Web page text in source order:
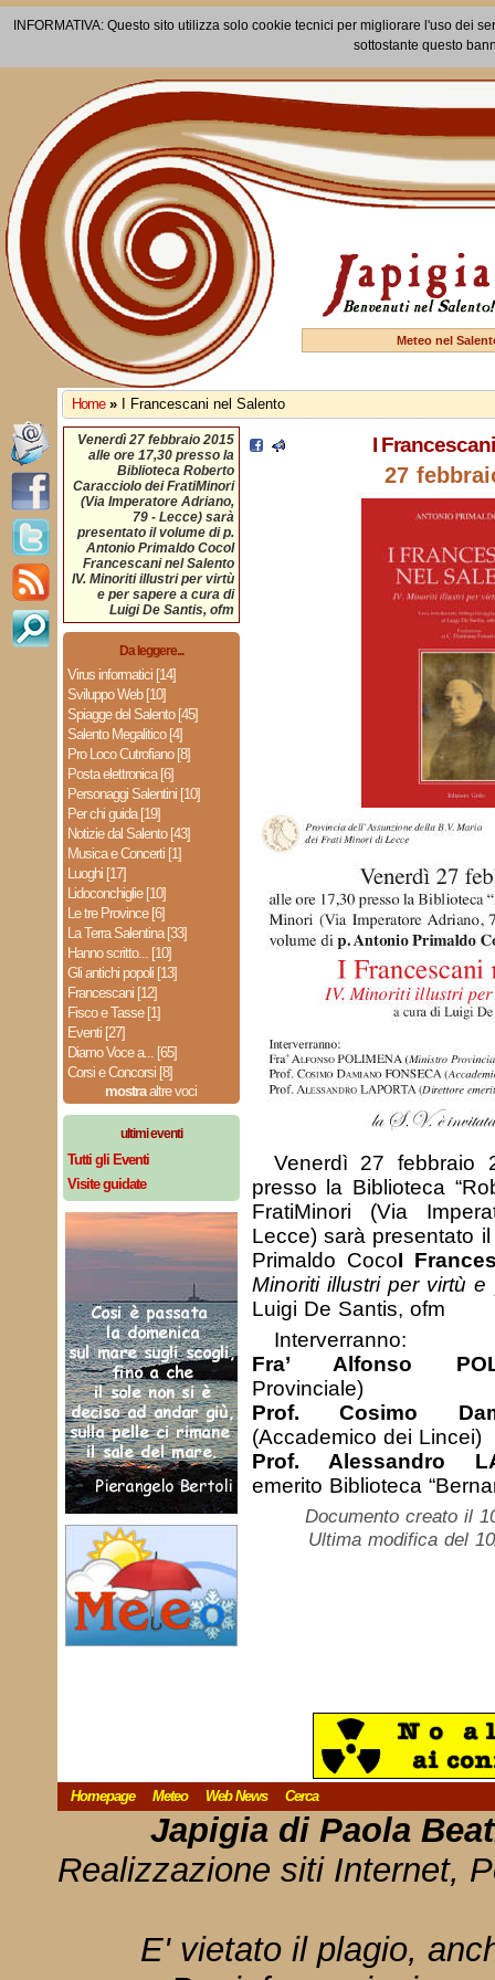
INFORMATIVA: Questo sito utilizza solo cookie tecnici per migliorare l'uso dei
sottostante questo
Meteo nel
Home » I Francescani nel Salento
Venerdì 27 febbraio 2015
alle ore 17,30 presso la
Biblioteca Roberto
Caracciolo dei FratiMinori
(Via Imperatore Adriano,
79 - Lecce) sarà
presentato il volume di p.
Antonio Primaldo CocoI
Francescani nel Salento
IV. Minoriti illustri per virtù
e per sapere a cura di
Luigi De Santis, ofm
Da leggere...
Virus informatici [14]
Sviluppo Web [10]
Spiagge del Salento [45]
Salento Megalitico [4]
Pro Loco Cutrofiano [8]
Posta elettronica [6]
Personaggi Salentini [10]
Per chi guida [19]
Notizie dal Salento [43]
Musica e Concerti [1]
Luoghi [17]
Lidoconchiglie [10]
Le tre Province [6]
La Terra Salentina [33]
Hanno scritto... [10]
Gli antichi popoli [13]
Francescani [12]
Fisco e Tasse [1]
Eventi [27]
Diamo Voce a... [65]
Corsi e Concorsi [8]
mostraaltre voci
ultimi eventi
Tutti gli Eventi
Visite guidate
I
27
Venerdì 27 febbraio
presso la Biblioteca
FratiMinori (Via
Lecce) sarà presentato
Primaldo CocoI
Minoriti illustri per virtù
Luigi De Santis, ofm
Interverranno:
Fra’ Alfonso
Provinciale)
Prof. Cosimo
(Accademico dei Lincei)
Prof. Alessandro
emerito Biblioteca
Documento creato il
Ultima modifica del
Homepage Meteo Web News Cerca
Japigia di Paola
Realizzazione siti Internet,
E' vietato il plagio,